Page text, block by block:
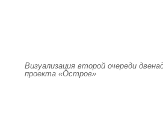
Визуализация второй очереди
проекта «Остров»